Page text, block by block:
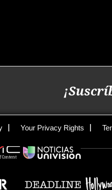
Your Privacy Rights
Content